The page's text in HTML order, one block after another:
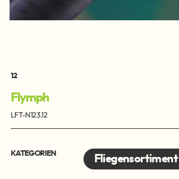
12
Flymph
LFT-N123.12
KATEGORIEN Fliegensortiment